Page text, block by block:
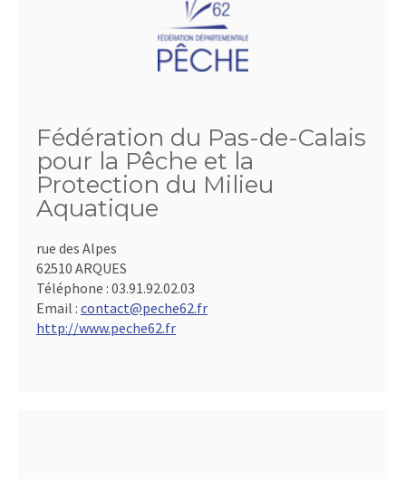
Fédération du Pas-de-Calais
pour la Pêche et la
Protection du Milieu
Aquatique
rue des Alpes
62510 ARQUES
Téléphone : 03.91.92.02.03
Email : contact@peche62.fr
http://www.peche62.fr